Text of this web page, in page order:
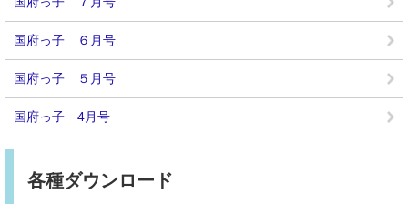
国府っ子 ６月号
国府っ子 ５月号
国府っ子 4月号
各種ダウンロード